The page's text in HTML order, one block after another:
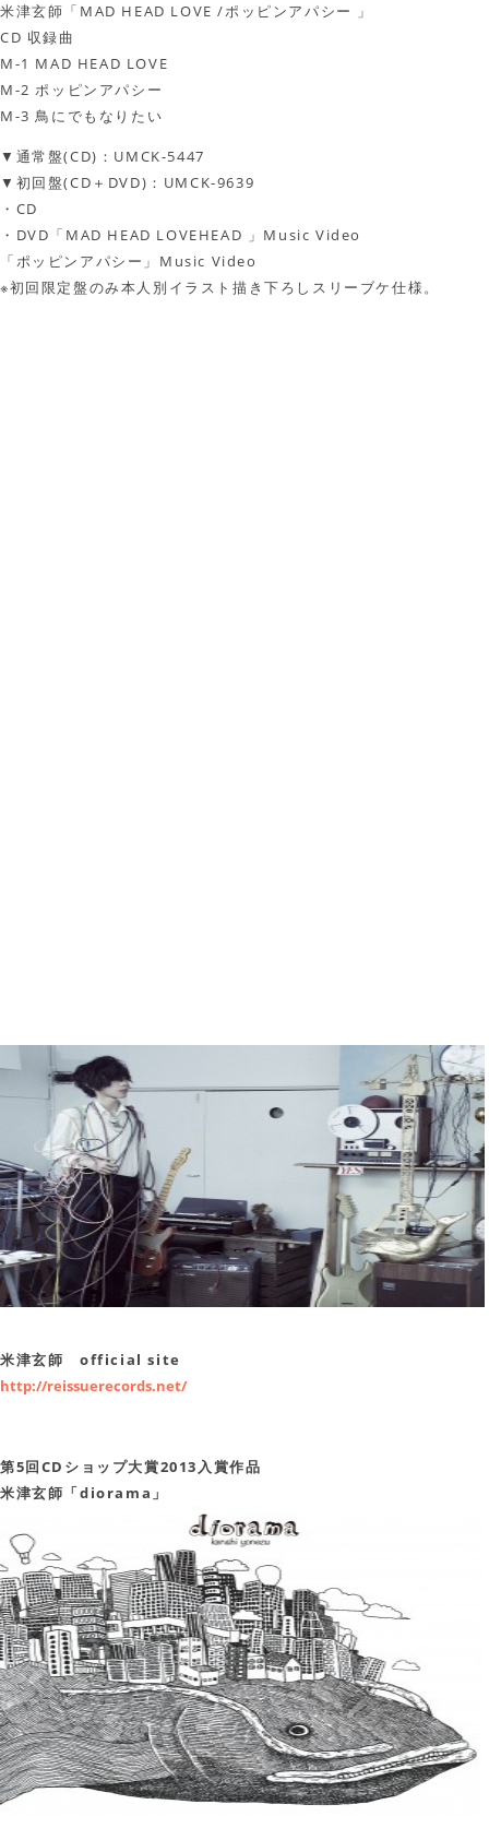
米津玄師「MAD HEAD LOVE /ポッピンアパシー 」
CD 収録曲
M-1 MAD HEAD LOVE
M-2 ポッピンアパシー
M-3 鳥にでもなりたい
▼通常盤(CD)：UMCK-5447
▼初回盤(CD＋DVD)：UMCK-9639
・CD
・DVD「MAD HEAD LOVEHEAD 」Music Video
「ポッピンアパシー」Music Video
※初回限定盤のみ本人別イラスト描き下ろしスリーブケ仕様。
米津玄師 official site
http://reissuerecords.net/
第5回CDショップ大賞2013入賞作品
米津玄師「diorama」